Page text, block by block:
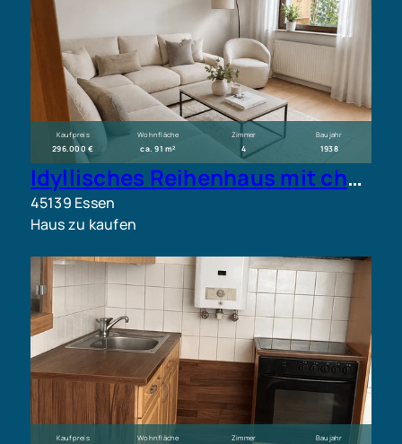
Kaufpreis
296.000 €
Wohnfläche
ca. 91 m²
Zimmer
4
Baujahr
1938
Idyllisches Reihenhaus mit charmantem Garten in Essen-Frillendorf. Ihr neues Zuhause wartet!
45139 Essen
Haus zu kaufen
Kaufpreis Wohnfläche Zimmer Baujahr